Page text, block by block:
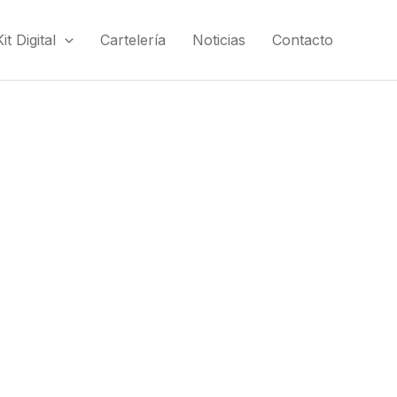
Digital Cartelería Noticias Contacto